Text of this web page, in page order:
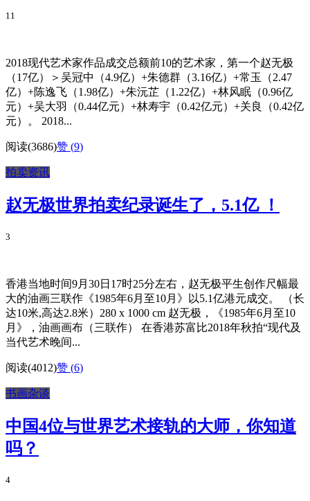
11
2018现代艺术家作品成交总额前10的艺术家，第一个赵无极
（17亿）＞吴冠中（4.9亿）+朱德群（3.16亿）+常玉（2.47
亿）+陈逸飞（1.98亿）+朱沅芷（1.22亿）+林风眠（0.96亿
元）+吴大羽（0.44亿元）+林寿宇（0.42亿元）+关良（0.42亿
元）。 2018...
阅读(3686)赞 (9)
拍卖资讯
赵无极世界拍卖纪录诞生了，5.1亿 ！
3
香港当地时间9月30日17时25分左右，赵无极平生创作尺幅最
大的油画三联作《1985年6月至10月》以5.1亿港元成交。 （长
达10米,高达2.8米）280 x 1000 cm 赵无极，《1985年6月至10
月》，油画画布（三联作） 在香港苏富比2018年秋拍“现代及
当代艺术晚间...
阅读(4012)赞 (6)
书画杂谈
中国4位与世界艺术接轨的大师，你知道
吗？
4